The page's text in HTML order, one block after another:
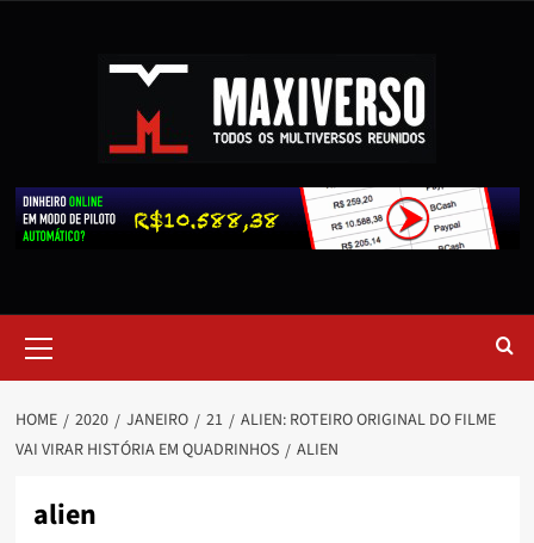
HOME 2020 JANEIRO 21
ALIEN: ROTEIRO ORIGINAL DO FILME
VAI VIRAR HISTÓRIA EM QUADRINHOS
ALIEN
alien